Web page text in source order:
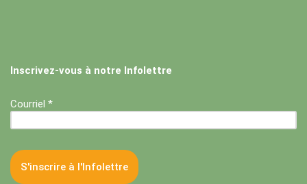
Inscrivez-vous à notre Infolettre
Courriel *